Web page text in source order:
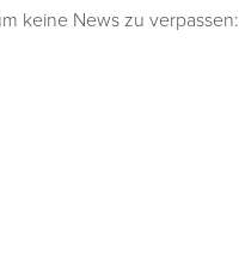
keine News zu verpassen: